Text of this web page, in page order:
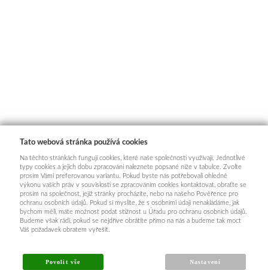
Tato webová stránka používá cookies
Na těchto stránkách fungují cookies, které naše společnosti využívají. Jednotlivé
typy cookies a jejich dobu zpracování naleznete popsané níže v tabulce. Zvolte
prosím Vámi preferovanou variantu. Pokud byste nás potřebovali ohledně
výkonu vašich práv v souvislosti se zpracováním cookies kontaktovat, obraťte se
prosím na společnost, jejíž stránky procházíte, nebo na našeho Pověřence pro
ochranu osobních údajů. Pokud si myslíte, že s osobními údaji nenakládáme, jak
bychom měli, máte možnost podat stížnost u Úřadu pro ochranu osobních údajů.
Budeme však rádi, pokud se nejdříve obrátíte přímo na nás a budeme tak moct
Váš požadavek obratem vyřešit.
Povolit vše Nastavení